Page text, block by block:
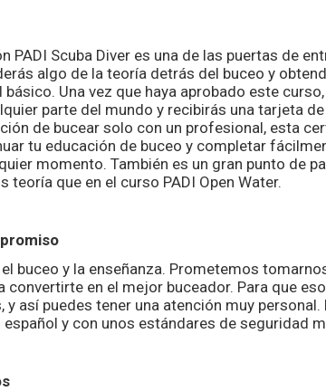
PADI Scuba Diver es una de las puertas de
algo de la teoría detrás del buceo y
básico. Una vez que haya aprobado este
parte del mundo y recibirás una tarjeta
de bucear solo con un profesional, esta
tu educación de buceo y completar
momento. También es un gran punto de
teoría que en el curso PADI Open Water.
buceo y la enseñanza. Prometemos
convertirte en el mejor buceador. Para que
y así puedes tener una atención muy
y con unos estándares de seguridad